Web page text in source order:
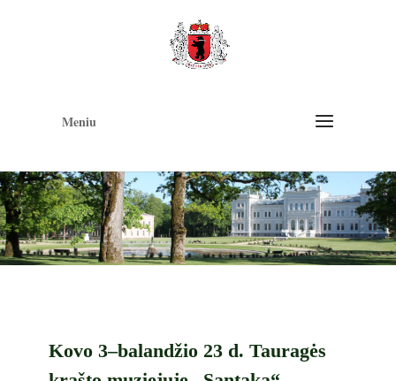
Meniu
Kovo 3–balandžio 23 d. Tauragės